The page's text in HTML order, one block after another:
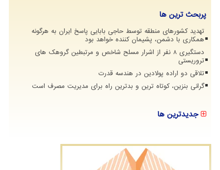
پربحث ترین ها
تهدید کشورهای منطقه توسط حاجی بابایی پاسخ ایران به هرگونه
همکاری با دشمن، پشیمان کننده خواهد بود
دستگیری 8 نفر از اشرار مسلح شاخص و مرتبطین گروهک های
تروریستی
تلاقی دو اراده پولادین در هندسه قدرت
گرانی بنزین، کوتاه ترین و بدترین راه برای مدیریت مصرف است
جدیدترین ها